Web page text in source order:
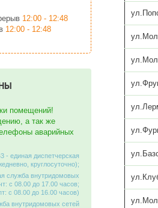
12:00 - 12:48
12:00 - 12:48
помещений!
а так же
аварийных
- единая диспетчерская
круглосуточно);
служба внутридомовых
с 08.00 до 17.00 часов;
с 08.00 до 16.00 часов)
внутридомовых сетей